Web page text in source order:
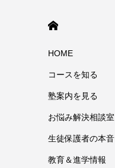
HOME
コースを知る
塾案内を見る
お悩み解決相談室
生徒保護者の本音
教育＆進学情報